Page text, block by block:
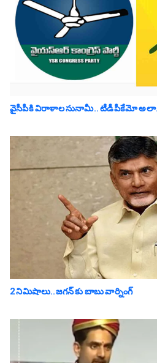
వైసీపీకి విరాళాల సునామీ.. టీడీపీకేమో
2 నిమిషాలు..జగన్ కు బాబు వార్నింగ్